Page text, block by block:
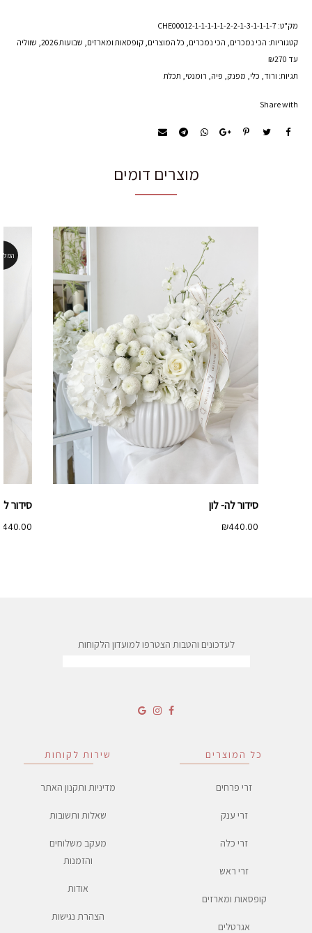
מק"ט: CHE00012-1-1-1-1-1-2-2-1-3-1-1-1-7
קטגוריות: הכי נמכרים, הכי נמכרים, כל המוצרים, קופסאות ומארזים, שבועות 2026 , שווליה
עד ₪270
תגיות: ורוד, כלי, מפנק, פיה, רומנטי, תכלת
Share with
מוצרים דומים
סידור לה- לון
₪440.00
סידור
440.00
כל המוצרים
זרי פרחים
זרי ענק
זרי כלה
זרי ראש
קופסאות ומארזים
אגרטלים
שירות לקוחות
מדיניות ותקנון האתר
שאלות ותשובות
מעקב משלוחים
והזמנות
אודות
הצהרת נגישות
לעדכונים והטבות הצטרפו למועדון הלקוחות